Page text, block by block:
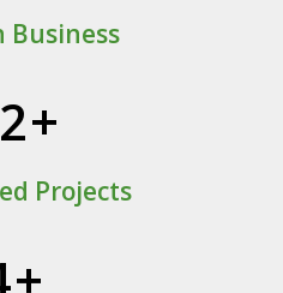
Business
Projects